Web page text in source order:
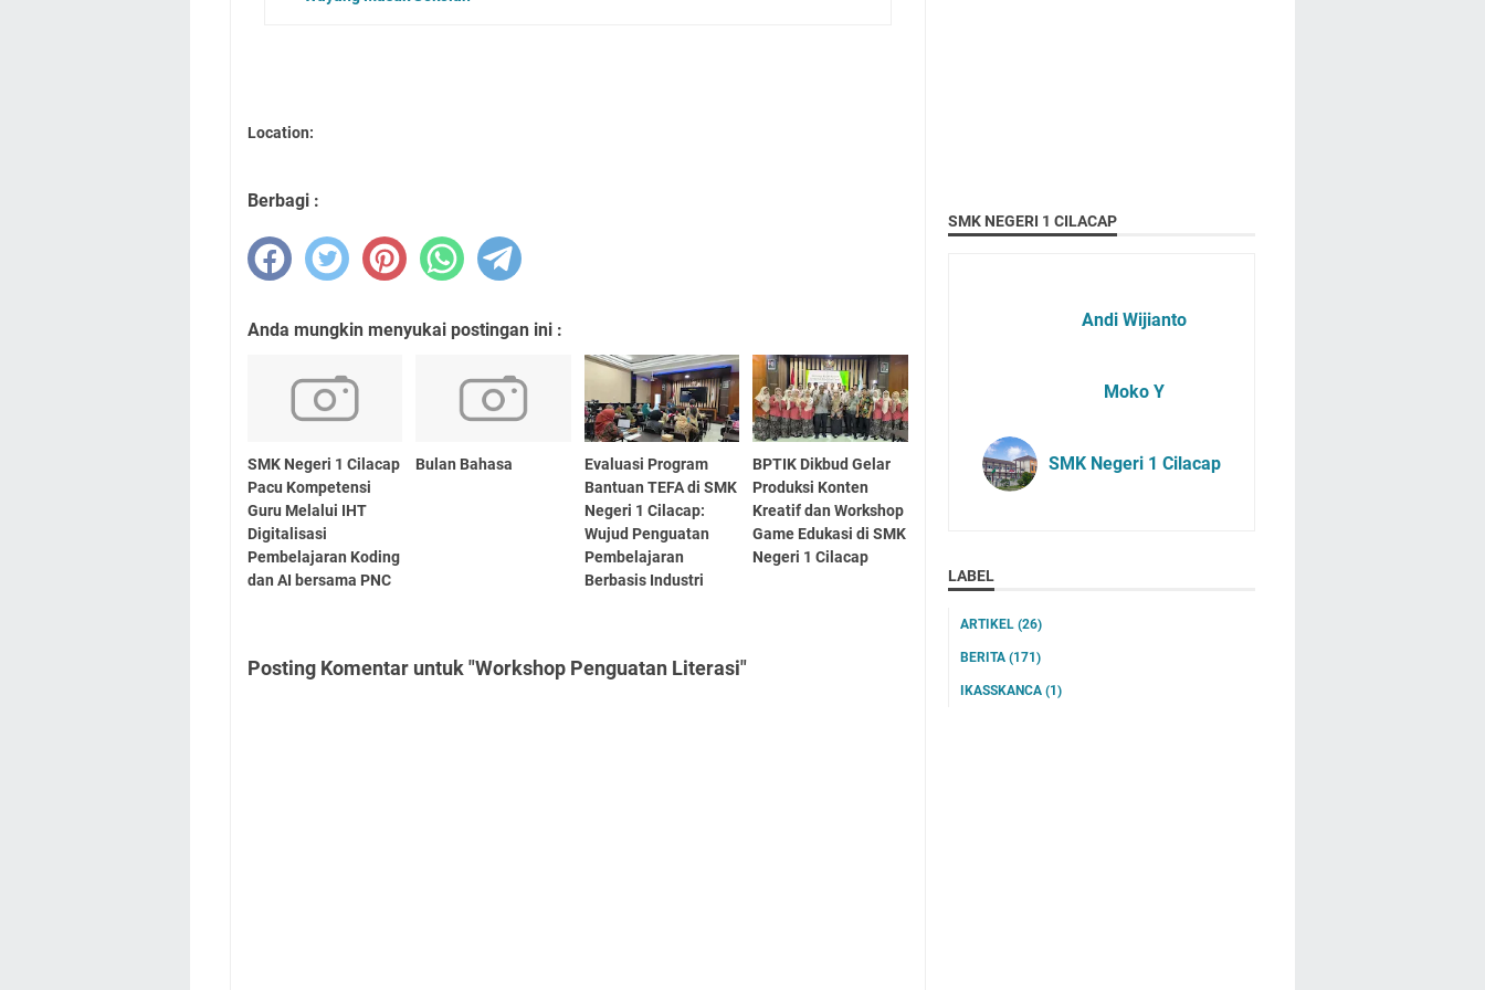
Location:
Berbagi :
Anda mungkin menyukai postingan ini :
SMK Negeri 1 Cilacap
Pacu Kompetensi
Guru Melalui IHT
Digitalisasi
Pembelajaran Koding
dan AI bersama PNC
Bulan Bahasa
Evaluasi Program
Bantuan TEFA di SMK
Negeri 1 Cilacap:
Wujud Penguatan
Pembelajaran
Berbasis Industri
BPTIK Dikbud Gelar
Produksi Konten
Kreatif dan Workshop
Game Edukasi di SMK
Negeri 1 Cilacap
Posting Komentar untuk "Workshop Penguatan Literasi"
SMK NEGERI 1 CILACAP
Andi Wijianto
Moko Y
SMK Negeri 1 Cilacap
LABEL
ARTIKEL (26)
BERITA (171)
IKASSKANCA (1)